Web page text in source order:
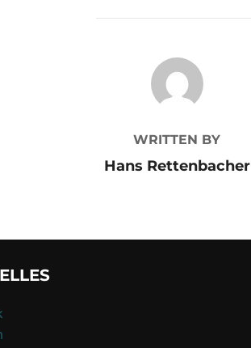
POST AUTHOR
WRITTEN BY
Hans Rettenbacher